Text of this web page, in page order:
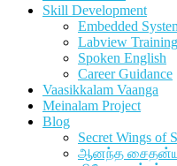
Skill Development
Embedded
Labview
Spoken English
Career Guidance
Vaasikkalam Vaanga
Meinalam Project
Blog
Secret Wings of
ஆனந்த சைதன்யா